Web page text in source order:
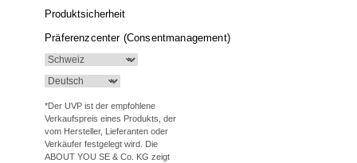
Produktsicherheit
Präferenzcenter (Consentmanagement)
*Der UVP ist der empfohlene
Verkaufspreis eines Produkts, der
vom Hersteller, Lieferanten oder
Verkäufer festgelegt wird. Die
ABOUT YOU SE & Co. KG zeigt